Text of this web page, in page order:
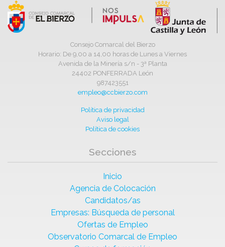
Consejo Comarcal del Bierzo
Horario: De 9,00 a 14,00 horas de Lunes a Viernes
Avenida de la Minería s/n - 3ª Planta
24402 PONFERRADA León
987423551
empleo@ccbierzo.com
Política de privacidad
Aviso legal
Política de cookies
Secciones
Inicio
Agencia de Colocación
Candidatos/as
Empresas: Búsqueda de personal
Ofertas de Empleo
Observatorio Comarcal de Empleo